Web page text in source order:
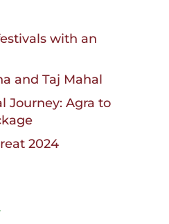
with an
and Taj Mahal
Journey: Agra to
2024